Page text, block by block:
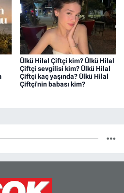
Ülkü Hilal Çiftçi kim? Ülkü Hilal
Çiftçi sevgilisi kim? Ülkü Hilal
Çiftçi kaç yaşında? Ülkü Hilal
Çiftçi'nin babası kim?